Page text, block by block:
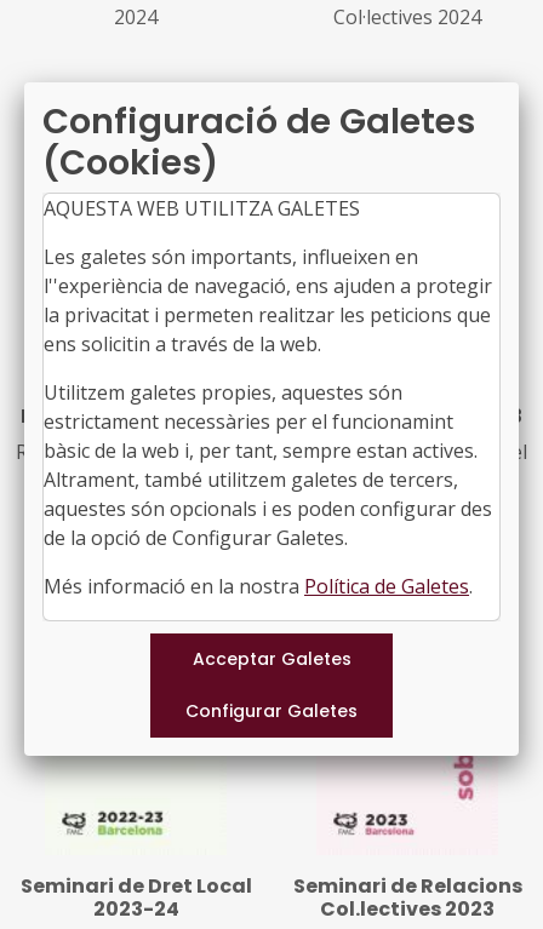
2024
Col·lectives 2024
Seminari de Gestió
Econòmica Local 2024
Recull de les ponències del
Seminari de Gestió
Econòmica Local 2024
Seminari de Gestió
Econòmica Local 2023
Recull de les ponències del
Seminari de Gestió
Econòmica Local 2023
Seminari de Dret Local
2023-24
Seminari de Relacions
Col.lectives 2023
Configuració de Galetes
(Cookies)
AQUESTA WEB UTILITZA GALETES
Les galetes són importants, influeixen en
l''experiència de navegació, ens ajuden a protegir
la privacitat i permeten realitzar les peticions que
ens solicitin a través de la web.
Utilitzem galetes propies, aquestes són
estrictament necessàries per el funcionamint
bàsic de la web i, per tant, sempre estan actives.
Altrament, també utilitzem galetes de tercers,
aquestes són opcionals i es poden configurar des
de la opció de Configurar Galetes.
Més informació en la nostra Política de Galetes.